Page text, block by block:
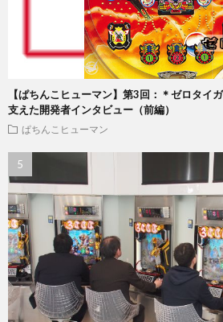
【ぱちんこヒューマン】第3回：＊ゼロタイ
支えた開発者インタビュー（前編）
ぱちんこヒューマン